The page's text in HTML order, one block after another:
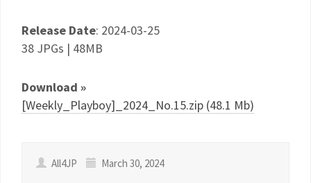
Release Date: 2024-03-25
38 JPGs | 48MB
Download »
[Weekly_Playboy]_2024_No.15.zip (48.1 Mb)
All4JP
March 30, 2024